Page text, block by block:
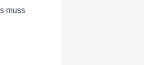
muss